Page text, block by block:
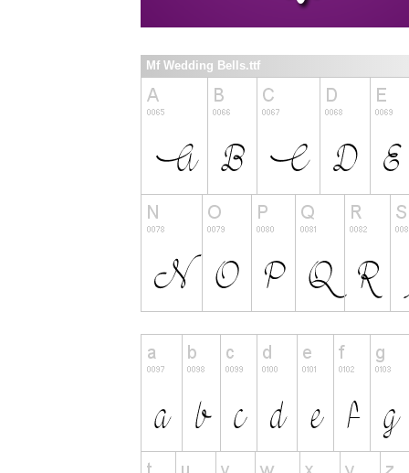
Mf Wedding Bells.ttf